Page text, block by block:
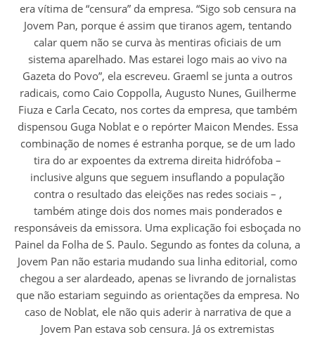
era vítima de “censura” da empresa. “Sigo sob censura na
Jovem Pan, porque é assim que tiranos agem, tentando
calar quem não se curva às mentiras oficiais de um
sistema aparelhado. Mas estarei logo mais ao vivo na
Gazeta do Povo”, ela escreveu. Graeml se junta a outros
radicais, como Caio Coppolla, Augusto Nunes, Guilherme
Fiuza e Carla Cecato, nos cortes da empresa, que também
dispensou Guga Noblat e o repórter Maicon Mendes. Essa
combinação de nomes é estranha porque, se de um lado
tira do ar expoentes da extrema direita hidrófoba –
inclusive alguns que seguem insuflando a população
contra o resultado das eleições nas redes sociais – ,
também atinge dois dos nomes mais ponderados e
responsáveis da emissora. Uma explicação foi esboçada no
Painel da Folha de S. Paulo. Segundo as fontes da coluna, a
Jovem Pan não estaria mudando sua linha editorial, como
chegou a ser alardeado, apenas se livrando de jornalistas
que não estariam seguindo as orientações da empresa. No
caso de Noblat, ele não quis aderir à narrativa de que a
Jovem Pan estava sob censura. Já os extremistas